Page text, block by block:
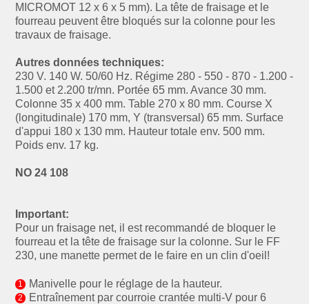
MICROMOT 12 x 6 x 5 mm). La tête de fraisage et le
fourreau peuvent être bloqués sur la colonne pour les
travaux de fraisage.
Autres données techniques:
230 V. 140 W. 50/60 Hz. Régime 280 - 550 - 870 - 1.200 -
1.500 et 2.200 tr/mn. Portée 65 mm. Avance 30 mm.
Colonne 35 x 400 mm. Table 270 x 80 mm. Course X
(longitudinale) 170 mm, Y (transversal) 65 mm. Surface
d'appui 180 x 130 mm. Hauteur totale env. 500 mm.
Poids env. 17 kg.
NO 24 108
Important:
Pour un fraisage net, il est recommandé de bloquer le
fourreau et la tête de fraisage sur la colonne. Sur le FF
230, une manette permet de le faire en un clin d'oeil!
Manivelle pour le réglage de la hauteur.
Entraînement par courroie crantée multi-V pour 6